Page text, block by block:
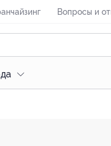
Вопросы и